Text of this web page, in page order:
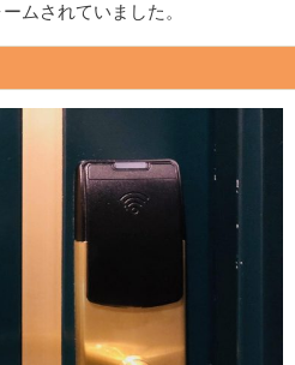
ムされていました。